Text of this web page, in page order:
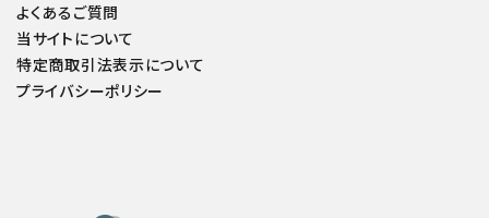
よくあるご質問
当サイトについて
特定商取引法表示について
プライバシーポリシー